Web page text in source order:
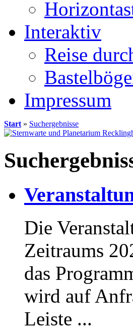
Interaktiv
Reise
Impressum
Start » Suchergebnisse
Die
Zeitraums
das
wird auf
Leiste ...